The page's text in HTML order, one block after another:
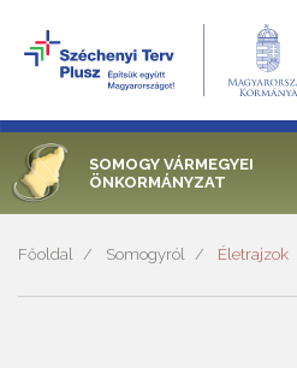
SOMOGY VÁRMEGYEI
ÖNKORMÁNYZAT
Főoldal Somogyról Életrajzok